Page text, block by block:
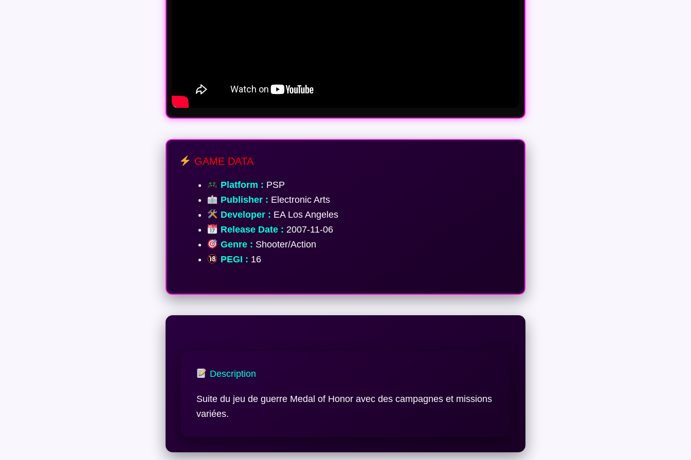
GAME DATA
Platform : PSP
Publisher : Electronic Arts
Developer : EA Los Angeles
Release Date : 2007-11-06
Genre : Shooter/Action
PEGI : 16
Description
Suite du jeu de guerre Medal of Honor avec des campagnes et missions
variées.